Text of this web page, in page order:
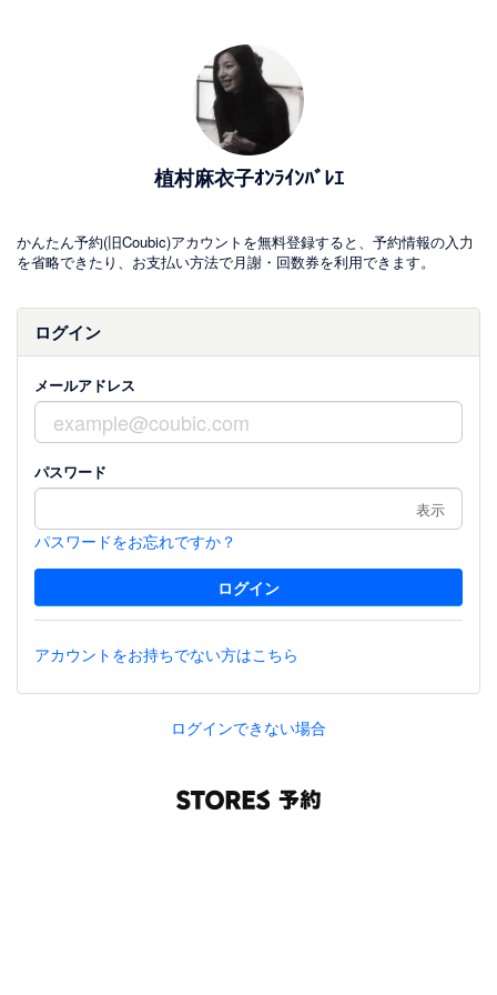
植村麻衣子ｵﾝﾗｲﾝﾊﾞﾚｴ
かんたん予約(旧Coubic)アカウントを無料登録すると、予約情報の入力
を省略できたり、お支払い方法で月謝・回数券を利用できます。
ログイン
メールアドレス
パスワード
表示
パスワードをお忘れですか？
アカウントをお持ちでない方はこちら
ログインできない場合